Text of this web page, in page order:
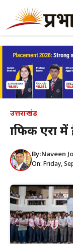
content
उत्तराखंड
ग्राफिक एरा
By:Naveen
On: Friday,